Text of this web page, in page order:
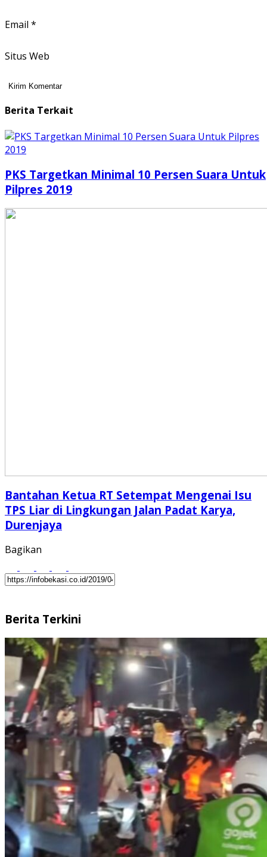
Email *
Situs Web
Berita Terkait
PKS Targetkan Minimal 10 Persen Suara Untuk
Pilpres 2019
Bantahan Ketua RT Setempat Mengenai Isu
TPS Liar di Lingkungan Jalan Padat Karya,
Durenjaya
Bagikan
Berita Terkini